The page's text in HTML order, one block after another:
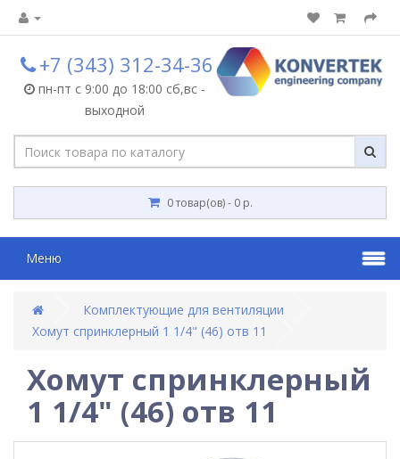
+7 (343) 312-34-36
пн-пт с 9:00 до 18:00 сб,вс -
выходной
0 товар(ов) - 0 р.
Меню
Комплектующие для вентиляции
Хомут спринклерный 1 1/4" (46) отв 11
Хомут спринклерный
1 1/4" (46) отв 11